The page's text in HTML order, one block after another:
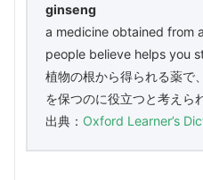
ginseng
a medicine obtained from
people believe helps you
植物の根から得られる薬で
を保つのに役立つと考えら
出典： Oxford Learner’s